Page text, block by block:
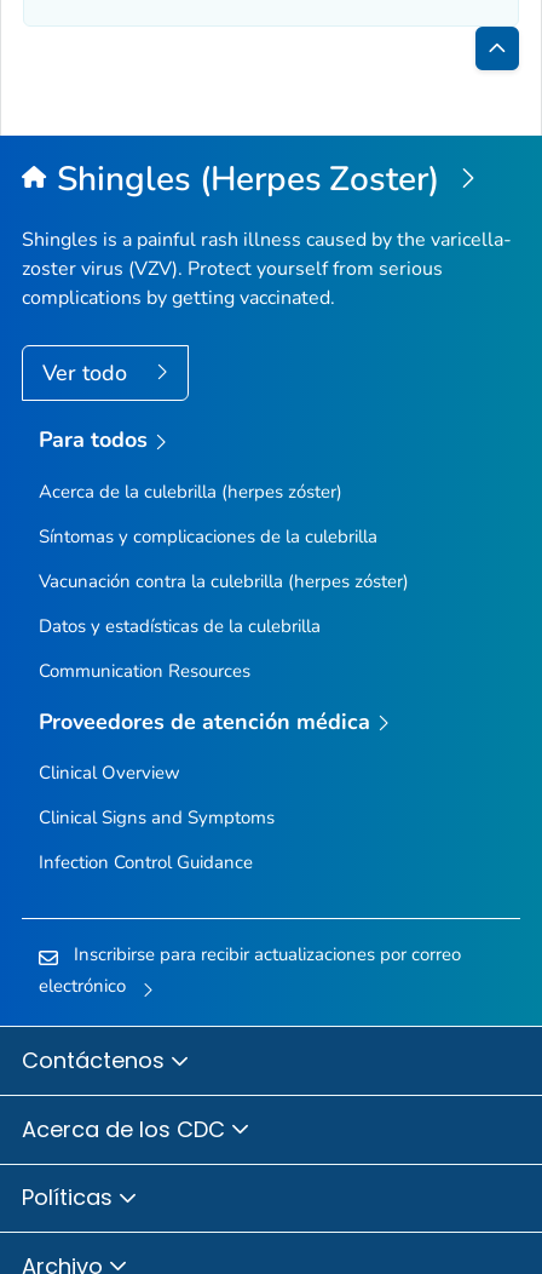
la
Shingles (Herpes Zoster)
Shingles is a painful rash illness caused by the varicella-
zoster virus (VZV). Protect yourself from serious
complications by getting vaccinated.
Ver todo
Para todos
Acerca de la culebrilla (herpes zóster)
Síntomas y complicaciones de la culebrilla
Vacunación contra la culebrilla (herpes zóster)
Datos y estadísticas de la culebrilla
Communication Resources
Proveedores de atención médica
Clinical Overview
Clinical Signs and Symptoms
Infection Control Guidance
Inscribirse para recibir actualizaciones por correo
electrónico
Contáctenos
Acerca de los CDC
Políticas
Archivo